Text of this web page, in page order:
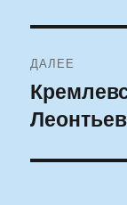
ДАЛЕЕ
Следующая
запись: